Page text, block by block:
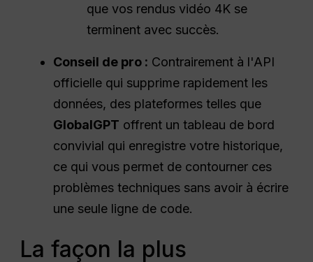
que vos rendus vidéo 4K se
terminent avec succès.
Conseil de pro : Contrairement à l'API
officielle qui supprime rapidement les
données, des plateformes telles que
GlobalGPT offrent un tableau de bord
convivial qui enregistre votre historique,
ce qui vous permet de contourner ces
problèmes techniques sans avoir à écrire
une seule ligne de code.
La façon la plus